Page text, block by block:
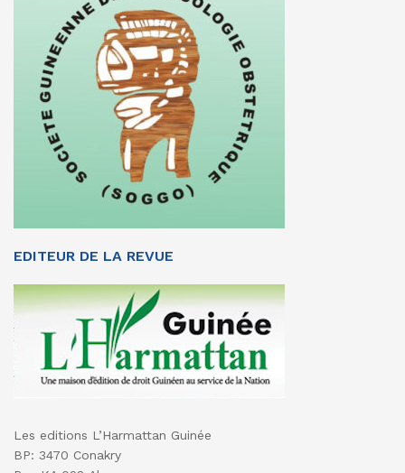
EDITEUR DE LA REVUE
Les editions L’Harmattan Guinée
BP: 3470 Conakry